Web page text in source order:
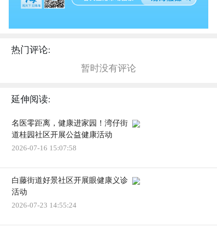
热门评论:
暂时没有评论
延伸阅读:
名医零距离，健康进家园！湾仔街
道桂园社区开展公益健康活动
2026-07-16 15:07:58
白藤街道好景社区开展眼健康义诊
活动
2026-07-23 14:55:24